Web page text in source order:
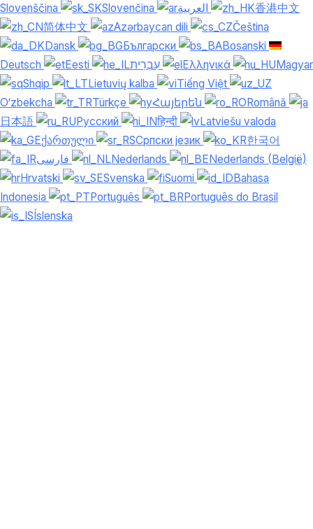
Slovenščina
Slovenčina
香港中文
简体中文
Azərbaycan dili
Čeština
Dansk
Български
Bosanski
Deutsch
Eesti Ελληνικά
Magyar
Shqip
Lietuvių kalba
Tiếng Việt
O‘zbekcha
Türkçe Հայերեն
Română
日本語
Русский हिन्दी
Latviešu valoda
ქართული
Српски језик
한국어
Nederlands
Nederlands (België)
Hrvatski
Svenska Suomi
Bahasa
Indonesia
Português
Português do Brasil
Íslenska